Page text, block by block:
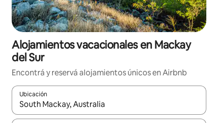
Alojamientos vacacionales en Mackay
del Sur
Encontrá y reservá alojamientos únicos en Airbnb
Ubicación
Cuando los resultados estén disponibles, navegá con las